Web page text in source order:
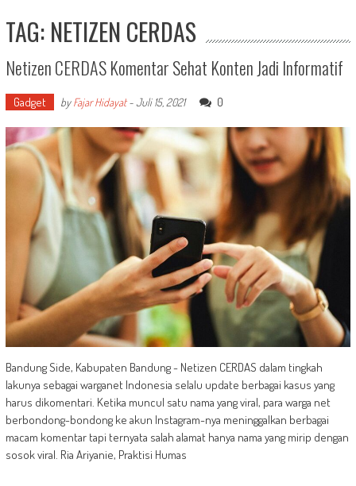
TAG: NETIZEN CERDAS
Netizen CERDAS Komentar Sehat Konten Jadi Informatif
Gadget byFajar Hidayat-Juli 15, 2021 0
Bandung Side, Kabupaten Bandung - Netizen CERDAS dalam tingkah
lakunya sebagai warganet Indonesia selalu update berbagai kasus yang
harus dikomentari. Ketika muncul satu nama yang viral, para warga net
berbondong-bondong ke akun Instagram-nya meninggalkan berbagai
macam komentar tapi ternyata salah alamat hanya nama yang mirip dengan
sosok viral. Ria Ariyanie, Praktisi Humas